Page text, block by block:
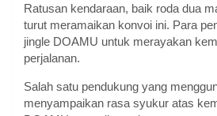
Ratusan kendaraan, baik roda dua
turut meramaikan konvoi ini. Para
jingle DOAMU untuk merayakan
perjalanan.
Salah satu pendukung yang
menyampaikan rasa syukur atas